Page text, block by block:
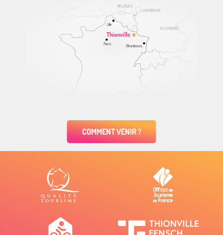
ALLEMAGNE
BELGIQUE
LUXEMBOURG
Thionville
Lille
Paris Strasbourg
COMMENT VENIR ?